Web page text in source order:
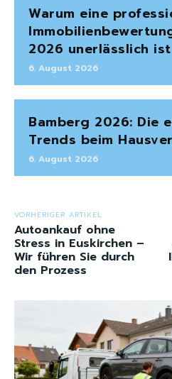
Warum eine
2026 unerlässlich ist
6. August 2026
Bamberg 2026: Die
Trends beim
6. August 2026
VORHERIGER ARTIKEL
Autoankauf ohne
Stress in Euskirchen –
Wir führen Sie durch
den Prozess